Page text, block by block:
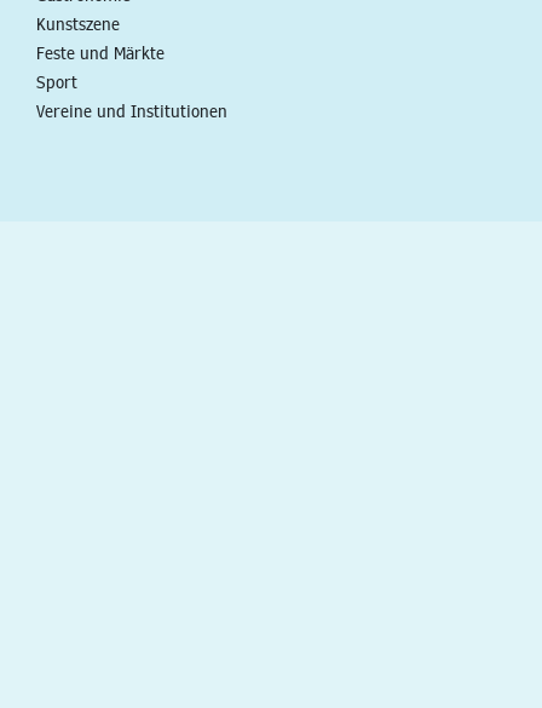
Kunstszene
Feste und Märkte
Sport
Vereine und Institutionen